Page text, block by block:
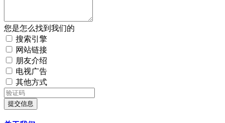
您是怎么找到我们的
搜索引擎
网站链接
朋友介绍
电视广告
其他方式
提交信息